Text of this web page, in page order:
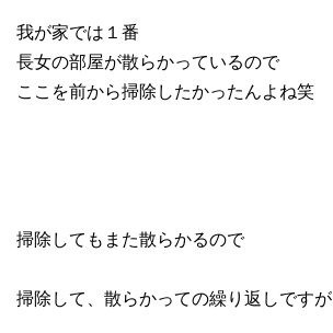
我が家では１番
長女の部屋が散らかっているので
ここを前から掃除したかったんよね笑
掃除してもまた散らかるので
掃除して、散らかっての繰り返しですが